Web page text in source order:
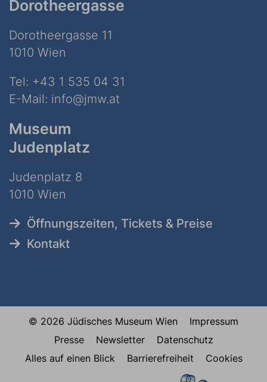
Dorotheergasse
Dorotheergasse 11
1010 Wien
Tel: +43 1 535 04 31
E-Mail: info@jmw.at
Museum
Judenplatz
Judenplatz 8
1010 Wien
Öffnungszeiten, Tickets & Preise
Kontakt
© 2026 Jüdisches Museum Wien
Impressum
Presse
Newsletter
Datenschutz
Alles auf einen Blick
Barrierefreiheit Cookies